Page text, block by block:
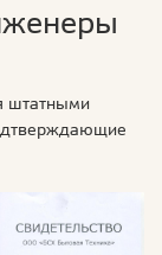
штатными